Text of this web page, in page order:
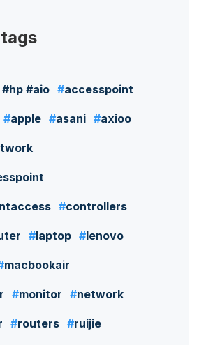
#aio accesspoint
apple asani axioo
controllers
laptop lenovo
macbookair
monitor network
routers ruijie